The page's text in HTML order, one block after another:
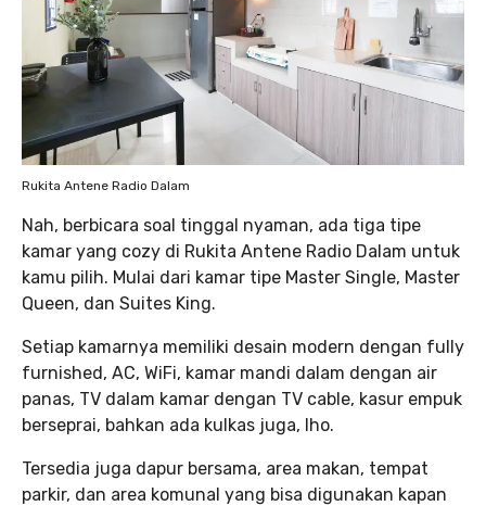
Rukita Antene Radio Dalam
Nah, berbicara soal tinggal nyaman, ada tiga tipe
kamar yang cozy di Rukita Antene Radio Dalam untuk
kamu pilih. Mulai dari kamar tipe Master Single, Master
Queen, dan Suites King.
Setiap kamarnya memiliki desain modern dengan fully
furnished, AC, WiFi, kamar mandi dalam dengan air
panas, TV dalam kamar dengan TV cable, kasur empuk
berseprai, bahkan ada kulkas juga, lho.
Tersedia juga dapur bersama, area makan, tempat
parkir, dan area komunal yang bisa digunakan kapan